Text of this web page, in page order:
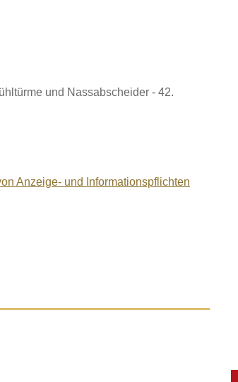
und Nassabscheider - 42.
Anzeige- und Informationspflichten